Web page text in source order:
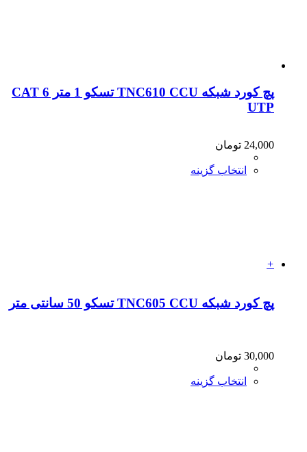
پچ کورد شبکه TNC610 CCU تسکو 1 متر CAT 6
UTP
24,000 تومان
انتخاب گزینه
+
پچ کورد شبکه TNC605 CCU تسکو 50 سانتی متر
30,000 تومان
انتخاب گزینه